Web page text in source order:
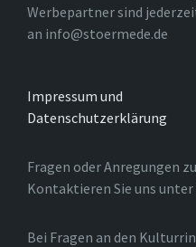
Werbepartner sind
an info@stoermede.de
Impressum und
Datenschutzerklärung
Fragen oder Anregungen
Kontaktieren Sie uns
Bei Fragen an den